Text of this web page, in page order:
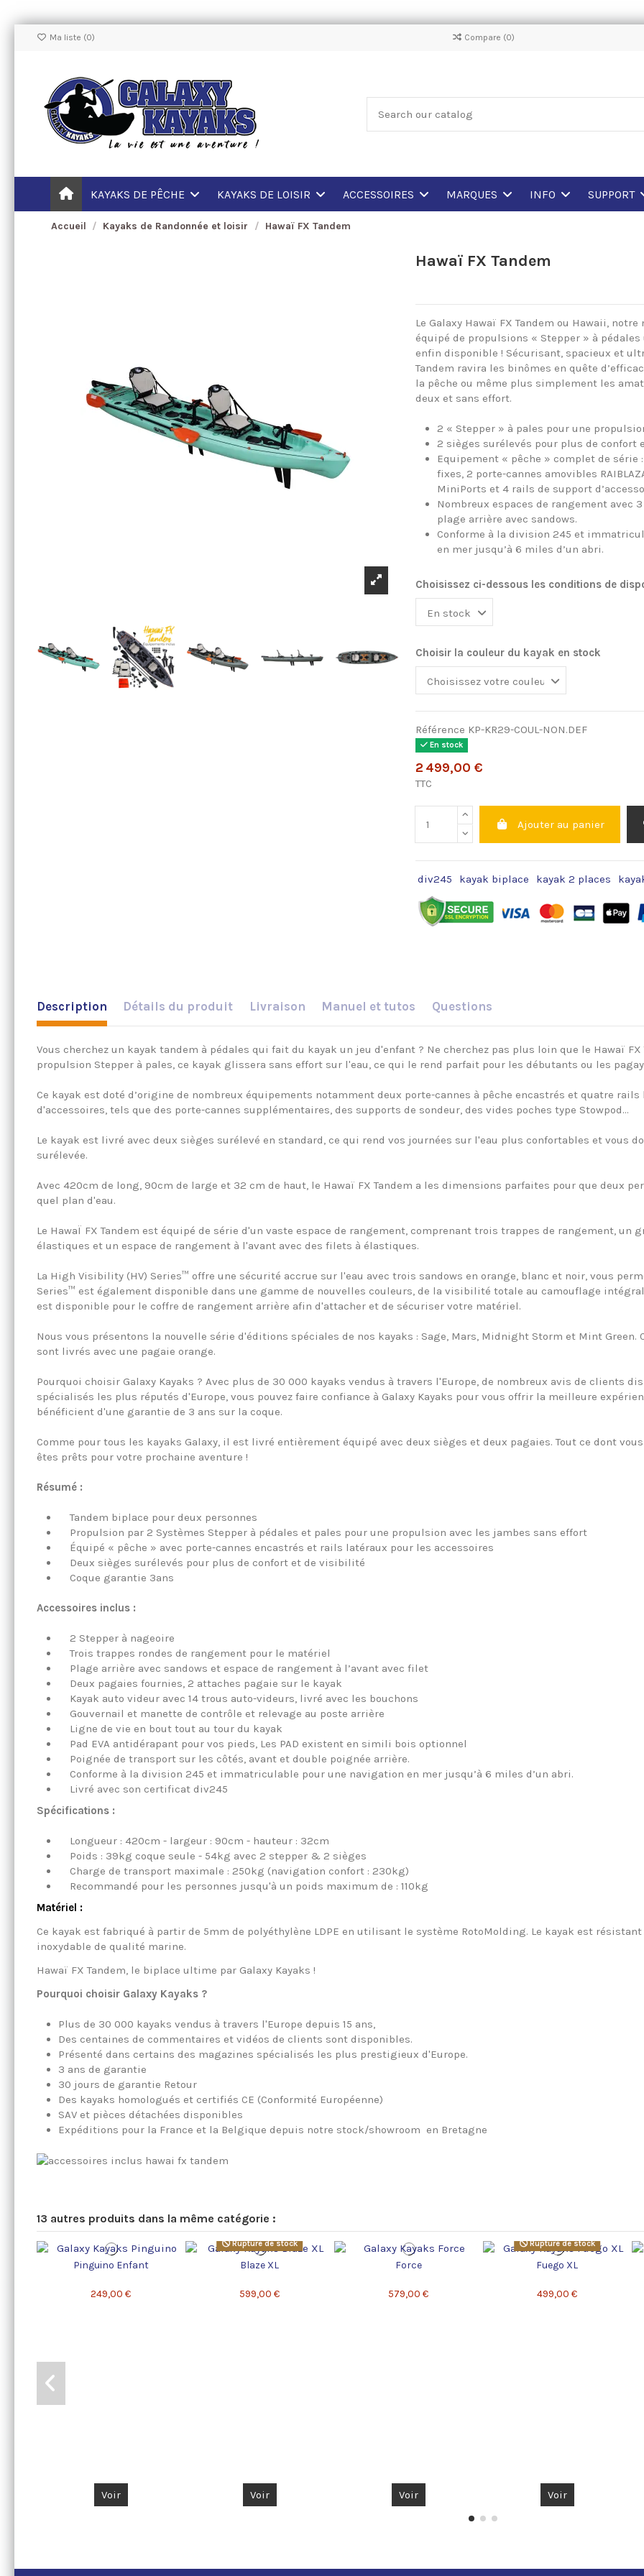
Ma liste (0) Compare (0)
KAYAKS DE PÊCHE KAYAKS DE LOISIR ACCESSOIRES MARQUES INFO SUPPORT
Accueil Kayaks de Randonnée et loisir Hawaï FX Tandem
Hawaï FX Tandem
Le Galaxy Hawaï FX Tandem ou Hawaii,
équipé de propulsions « Stepper » à
enfin disponible ! Sécurisant, spacieux et
Tandem ravira les binômes en quête
la pêche ou même plus simplement les
deux et sans effort.
2 « Stepper » à pales pour une
2 sièges surélevés pour plus de confort
Equipement « pêche » complet de série
fixes, 2 porte-cannes amovibles
MiniPorts et 4 rails de support
Nombreux espaces de rangement avec
plage arrière avec sandows.
Conforme à la division 245 et
en mer jusqu’à 6 miles d’un abri.
Choisissez ci-dessous les conditions de
Choisir la couleur du kayak en stock
Référence KP-KR29-COUL-NON.DEF
En stock
2 499,00 €
TTC
Ajouter au panier
div245 kayak biplace kayak 2 places
Description Détails du produit Livraison Manuel et tutos Questions
Vous cherchez un kayak tandem à pédales qui fait du kayak un jeu d'enfant ? Ne cherchez pas plus loin que le Hawaï FX
propulsion Stepper à pales, ce kayak glissera sans effort sur l'eau, ce qui le rend parfait pour les débutants ou les
Ce kayak est doté d’origine de nombreux équipements notamment deux porte-cannes à pêche encastrés et quatre
d'accessoires, tels que des porte-cannes supplémentaires, des supports de sondeur, des vides poches type Stowpod…
Le kayak est livré avec deux sièges surélevé en standard, ce qui rend vos journées sur l'eau plus confortables et vous
surélevée.
Avec 420cm de long, 90cm de large et 32 cm de haut, le Hawaï FX Tandem a les dimensions parfaites pour que deux
quel plan d'eau.
Le HawaÏ FX Tandem est équipé de série d'un vaste espace de rangement, comprenant trois trappes de rangement, un
élastiques et un espace de rangement à l'avant avec des filets à élastiques.
La High Visibility (HV) Series™ offre une sécurité accrue sur l'eau avec trois sandows en orange, blanc et noir, vous
Series™ est également disponible dans une gamme de nouvelles couleurs, de la visibilité totale au camouflage
est disponible pour le coffre de rangement arrière afin d'attacher et de sécuriser votre matériel.
Nous vous présentons la nouvelle série d'éditions spéciales de nos kayaks : Sage, Mars, Midnight Storm et Mint
sont livrés avec une pagaie orange.
Pourquoi choisir Galaxy Kayaks ? Avec plus de 30 000 kayaks vendus à travers l'Europe, de nombreux avis de clients
spécialisés les plus réputés d'Europe, vous pouvez faire confiance à Galaxy Kayaks pour vous offrir la meilleure
bénéficient d'une garantie de 3 ans sur la coque.
Comme pour tous les kayaks Galaxy, il est livré entièrement équipé avec deux sièges et deux pagaies. Tout ce dont
êtes prêts pour votre prochaine aventure !
Résumé :
Tandem biplace pour deux personnes
Propulsion par 2 Systèmes Stepper à pédales et pales pour une propulsion avec les jambes sans effort
Équipé « pêche » avec porte-cannes encastrés et rails latéraux pour les accessoires
Deux sièges surélevés pour plus de confort et de visibilité
Coque garantie 3ans
Accessoires inclus :
2 Stepper à nageoire
Trois trappes rondes de rangement pour le matériel
Plage arrière avec sandows et espace de rangement à l’avant avec filet
Deux pagaies fournies, 2 attaches pagaie sur le kayak
Kayak auto videur avec 14 trous auto-videurs, livré avec les bouchons
Gouvernail et manette de contrôle et relevage au poste arrière
Ligne de vie en bout tout au tour du kayak
Pad EVA antidérapant pour vos pieds, Les PAD existent en simili bois optionnel
Poignée de transport sur les côtés, avant et double poignée arrière.
Conforme à la division 245 et immatriculable pour une navigation en mer jusqu’à 6 miles d’un abri.
Livré avec son certificat div245
Spécifications :
Longueur : 420cm - largeur : 90cm - hauteur : 32cm
Poids : 39kg coque seule - 54kg avec 2 stepper & 2 sièges
Charge de transport maximale : 250kg (navigation confort : 230kg)
Recommandé pour les personnes jusqu'à un poids maximum de : 110kg
Matériel :
Ce kayak est fabriqué à partir de 5mm de polyéthylène LDPE en utilisant le système RotoMolding. Le kayak est
inoxydable de qualité marine.
Hawaï FX Tandem, le biplace ultime par Galaxy Kayaks !
Pourquoi choisir Galaxy Kayaks ?
Plus de 30 000 kayaks vendus à travers l'Europe depuis 15 ans,
Des centaines de commentaires et vidéos de clients sont disponibles.
Présenté dans certains des magazines spécialisés les plus prestigieux d'Europe.
3 ans de garantie
30 jours de garantie Retour
Des kayaks homologués et certifiés CE (Conformité Européenne)
SAV et pièces détachées disponibles
Expéditions pour la France et la Belgique depuis notre stock/showroom en Bretagne
13 autres produits dans la même catégorie :
Pinguino Enfant
249,00 €
Voir
Rupture de stock
Blaze XL
599,00 €
Voir
Force
579,00 €
Voir
Rupture de stock
Fuego XL
499,00 €
Voir